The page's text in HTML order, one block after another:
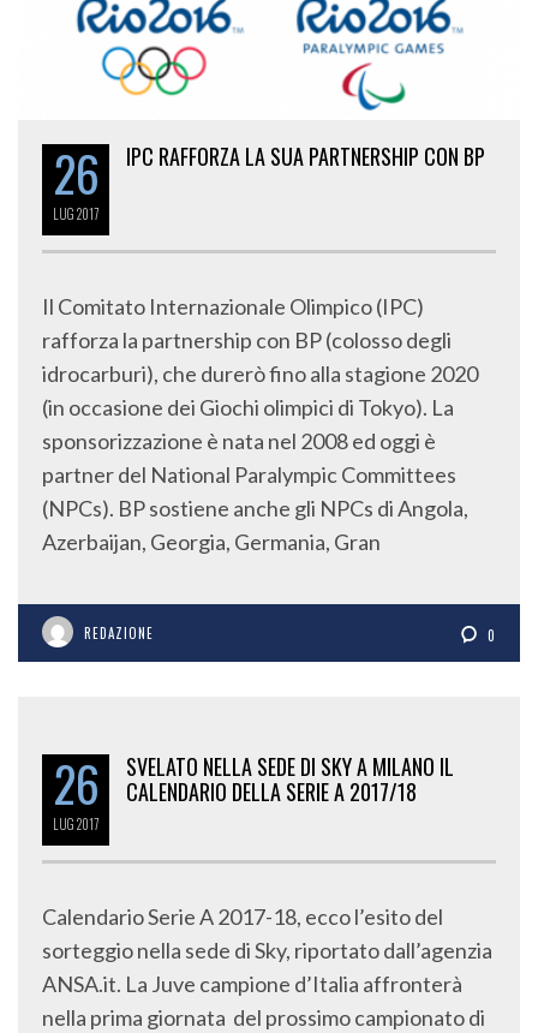
26
LUG2017
IPC RAFFORZA LA SUA PARTNERSHIP CON BP
Il Comitato Internazionale Olimpico (IPC)
rafforza la partnership con BP (colosso degli
idrocarburi), che durerò fino alla stagione 2020
(in occasione dei Giochi olimpici di Tokyo). La
sponsorizzazione è nata nel 2008 ed oggi è
partner del National Paralympic Committees
(NPCs). BP sostiene anche gli NPCs di Angola,
Azerbaijan, Georgia, Germania, Gran
REDAZIONE 0
26
LUG2017
SVELATO NELLA SEDE DI SKY A MILANO IL
CALENDARIO DELLA SERIE A 2017/18
Calendario Serie A 2017-18, ecco l’esito del
sorteggio nella sede di Sky, riportato dall’agenzia
ANSA.it. La Juve campione d’Italia affronterà
nella prima giornata del prossimo campionato di